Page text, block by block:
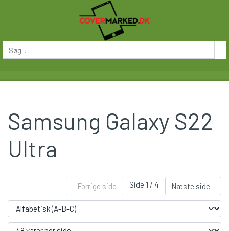
Samsung Galaxy S22
Ultra
Forrige side Side 1 / 4 Næste side